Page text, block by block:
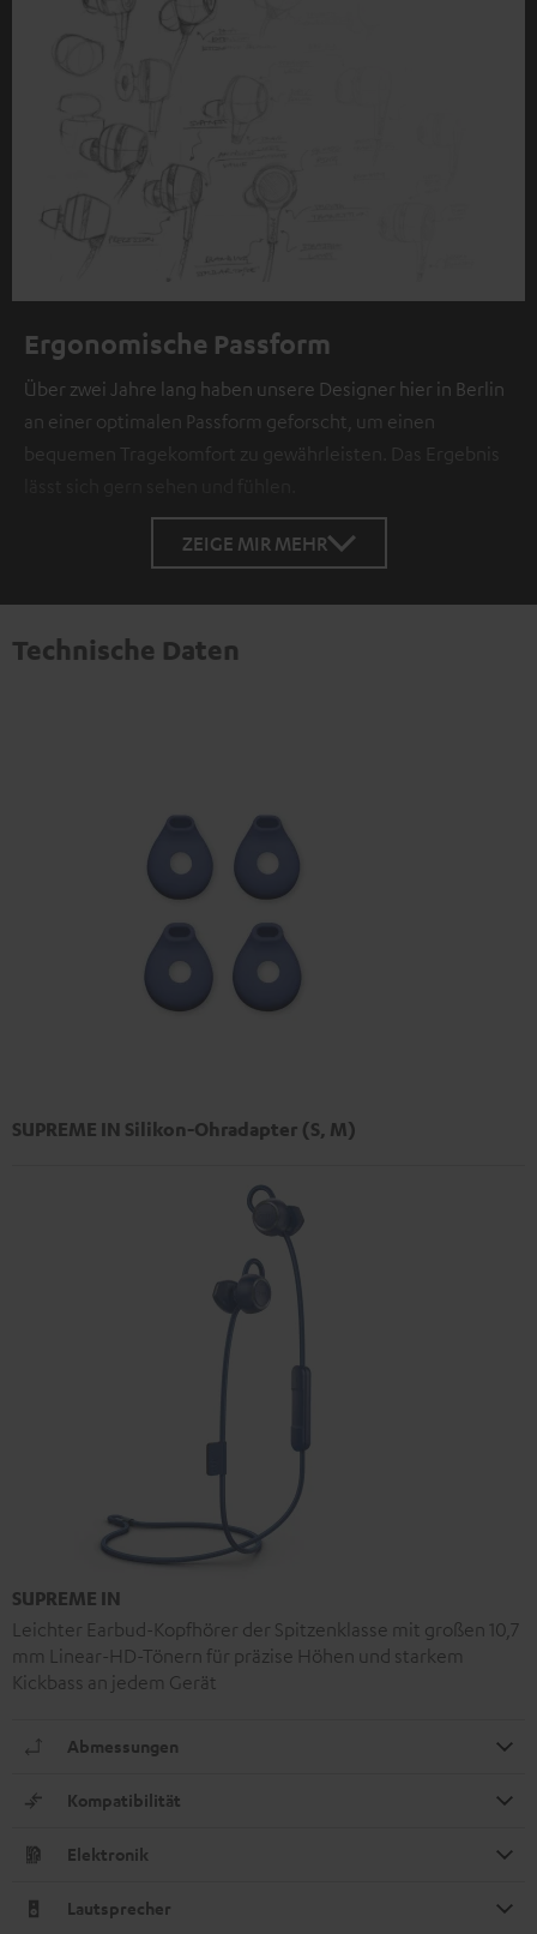
Datenschutzerklärung unter I zu finden
Ergonomische Passform
Über zwei Jahre lang haben unsere Designer hier in Berlin
an einer optimalen Passform geforscht, um einen
bequemen Tragekomfort zu gewährleisten. Das Ergebnis
ZEIGE MIR MEHR
Technische Daten
SUPREME IN Silikon-Ohradapter (S, M)
SUPREME IN
Leichter Earbud-Kopfhörer der Spitzenklasse mit großen 10,7
mm Linear-HD-Tönern für präzise Höhen und starkem
Kickbass an jedem Gerät
Abmessungen
Kompatibilität
Elektronik
Lautsprecher